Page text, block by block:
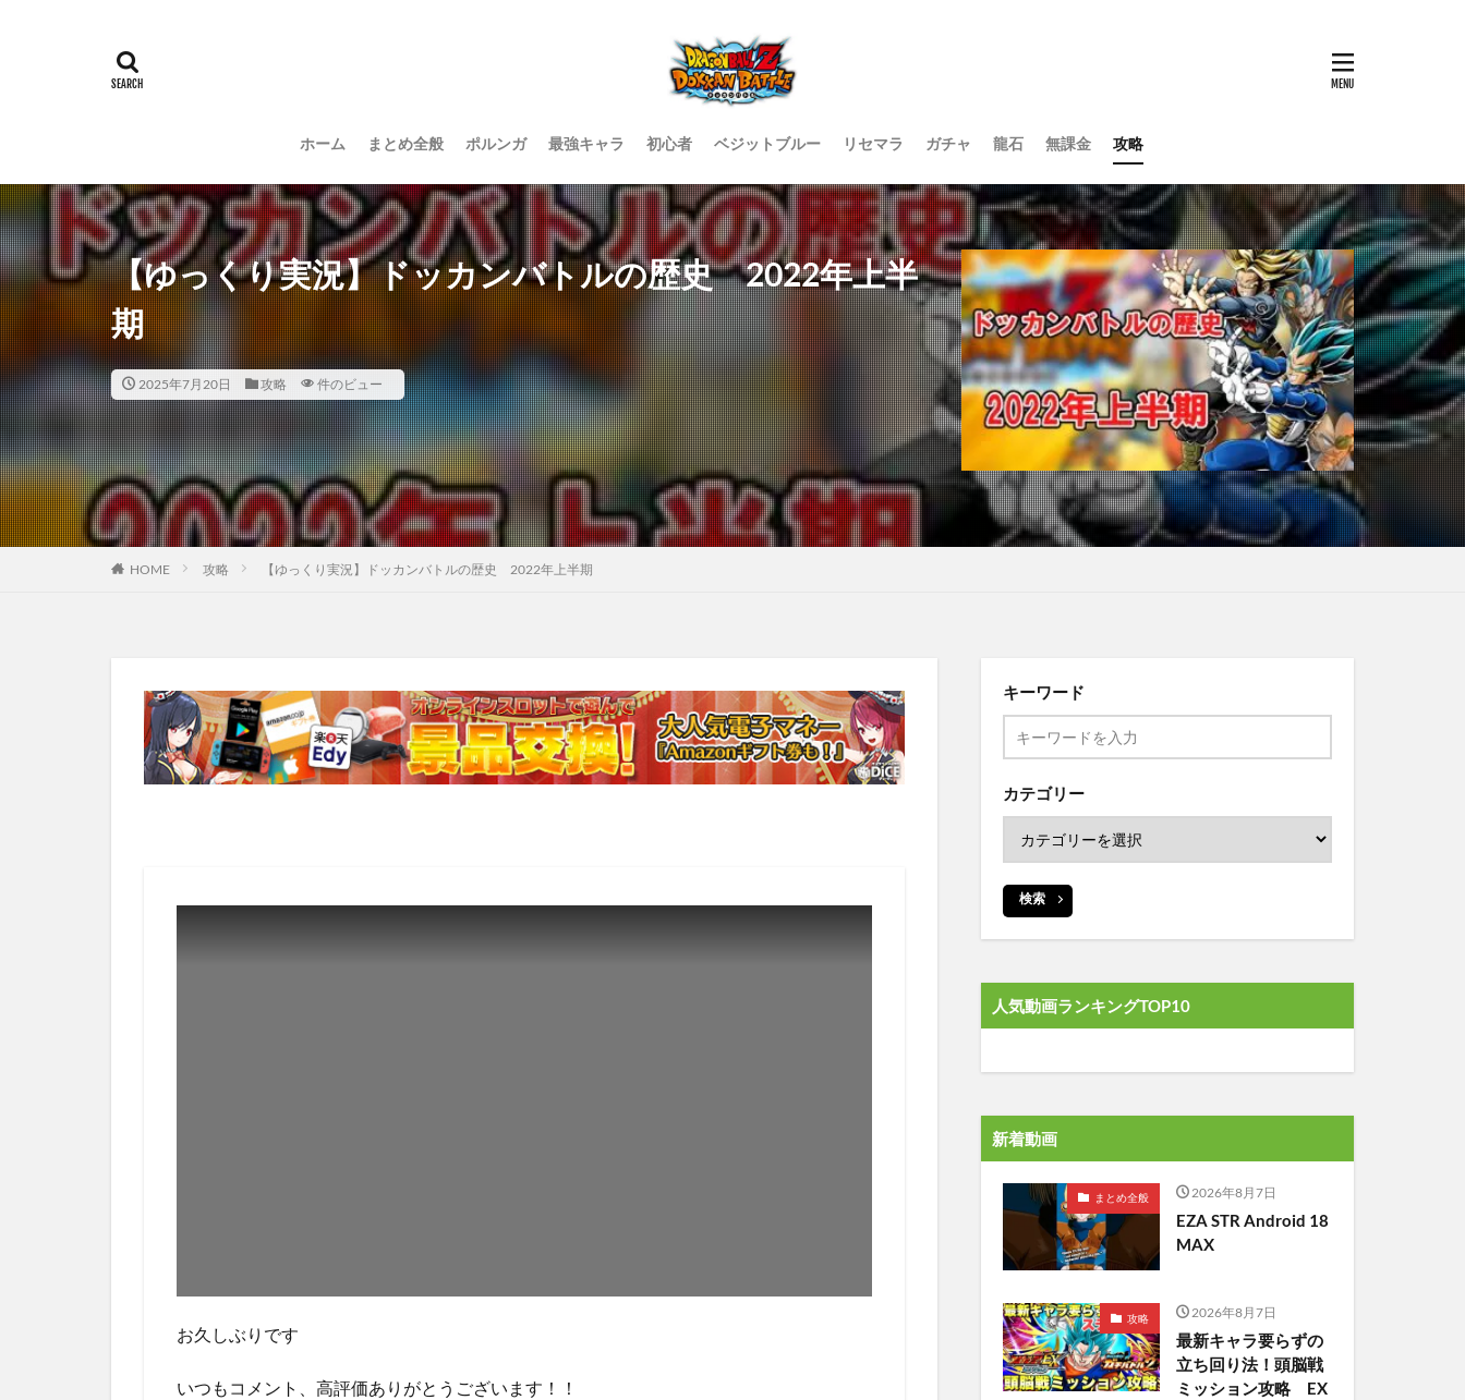
ホーム まとめ全般 ポルンガ 最強キャラ 初心者 ベジットブルー リセマラ ガチャ 龍石 無課金 攻略
【ゆっくり実況】ドッカンバトルの歴史 2022年上半
期
2025年7月20日 攻略 件のビュー
HOME 攻略 【ゆっくり実況】ドッカンバトルの歴史 2022年上半期
お久しぶりです
いつもコメント、高評価ありがとうございます！！
キーワード
カテゴリー
検索
人気動画ランキングTOP10
新着動画
まとめ全般 2026年8月7日
EZA STR Android 18
MAX
攻略 2026年8月7日
最新キャラ要らずの
立ち回り法！頭脳戦
ミッション攻略 EX